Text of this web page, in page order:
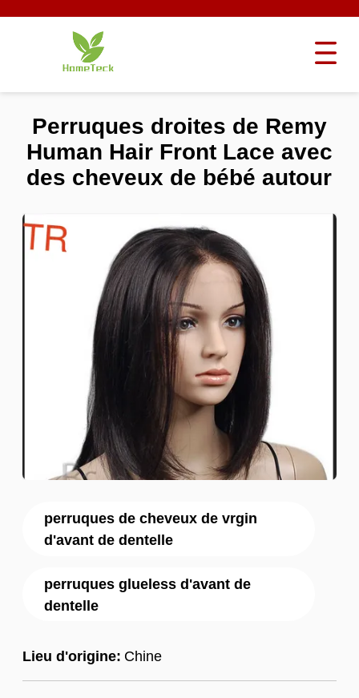
perruques de cheveux de vrgin
d'avant de dentelle
perruques glueless d'avant de
dentelle
Lieu d'origine: Chine
Perruques droites de Remy
Human Hair Front Lace avec
des cheveux de bébé autour